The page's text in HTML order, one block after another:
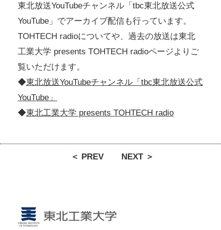
東北放送YouTubeチャンネル「tbc東北放送公式
YouTube」でアーカイブ配信も行っています。
TOHTECH radioについてや、過去の放送は東北
工業大学 presents TOHTECH radioページよりご
覧いただけます。
◆東北放送YouTubeチャンネル「tbc東北放送公式
YouTube」
◆東北工業大学 presents TOHTECH radio
＜ PREV NEXT ＞